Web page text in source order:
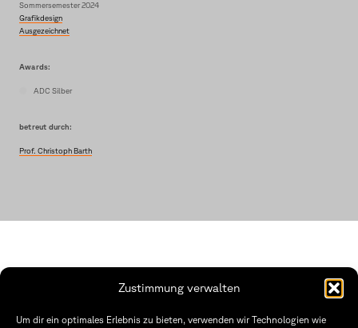
Zustimmung verwalten
Um dir ein optimales Erlebnis zu bieten, verwenden wir Technologien wie
Sommersemester 2024
Grafikdesign
Ausgezeichnet
Awards:
ADC Silber
betreut durch:
Prof. Christoph Barth